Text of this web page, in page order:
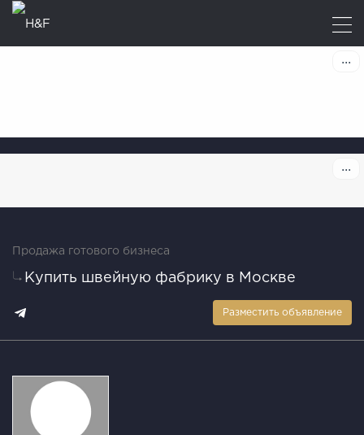
Продажа готового бизнеса
Купить швейную фабрику в Москве
Разместить объявление